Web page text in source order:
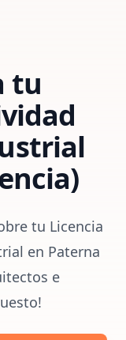
tu
tu Licencia
en Paterna
e